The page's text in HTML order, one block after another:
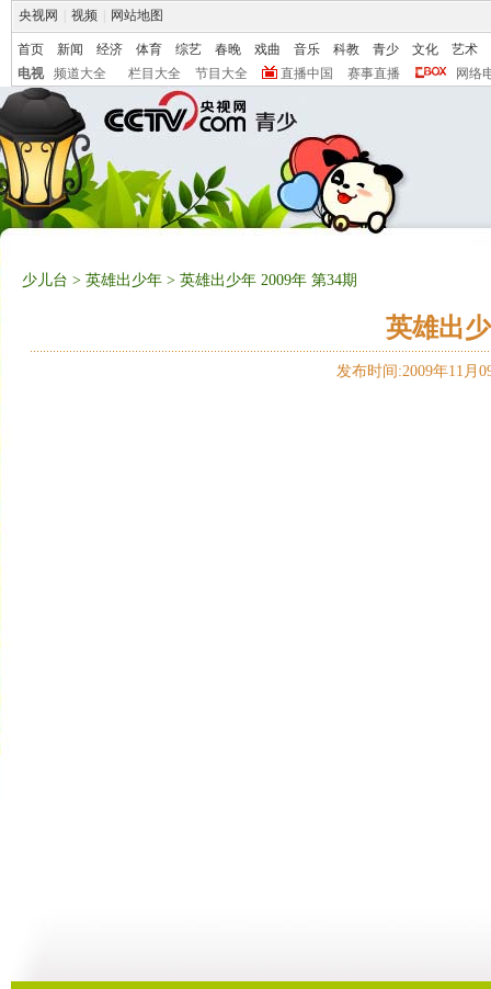
央视网 视频 网站地图
首页 新闻 经济 体育 综艺 春晚 戏曲 音乐 科教 青少 文化
艺术
电视
频道大全 栏目大全 节目大全 直播中国 赛事直播 网络
少儿台 > 英雄出少年 > 英雄出少年 2009年 第34期
英雄出
发布时间:2009年11月
48:56 47:20 47:54